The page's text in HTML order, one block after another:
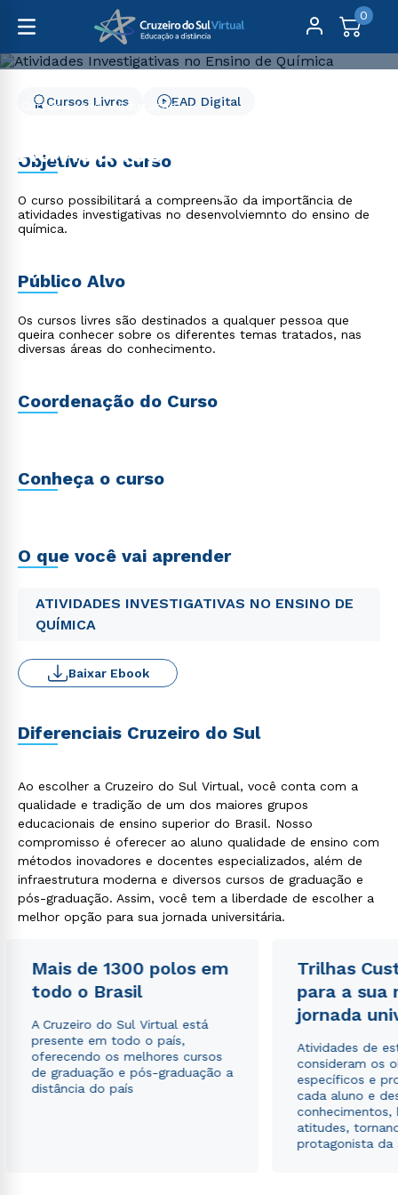
0
Cursos Livres
Educação
Atividades Investigativas
no Ensino de Química
Cursos Livres EAD Digital
Objetivo do curso
O curso possibilitará a compreensão da importãncia de
atividades investigativas no desenvolviemnto do ensino de
química.
Público Alvo
Os cursos livres são destinados a qualquer pessoa que
queira conhecer sobre os diferentes temas tratados, nas
diversas áreas do conhecimento.
Coordenação do Curso
Conheça o curso
O que você vai aprender
ATIVIDADES INVESTIGATIVAS NO ENSINO DE
QUÍMICA
Baixar Ebook
Diferenciais Cruzeiro do Sul
Ao escolher a Cruzeiro do Sul Virtual, você conta com a
qualidade e tradição de um dos maiores grupos
educacionais de ensino superior do Brasil. Nosso
compromisso é oferecer ao aluno qualidade de ensino com
métodos inovadores e docentes especializados, além de
infraestrutura moderna e diversos cursos de graduação e
pós-graduação. Assim, você tem a liberdade de escolher a
melhor opção para sua jornada universitária.
Mais de 1300 polos em
todo o Brasil
A Cruzeiro do Sul Virtual está
presente em todo o país,
oferecendo os melhores cursos
de graduação e pós-graduação a
distância do país
Trilhas
para a sua
jornada
Atividades de
consideram os
específicos e
cada aluno e
conhecimentos,
atitudes,
protagonista da